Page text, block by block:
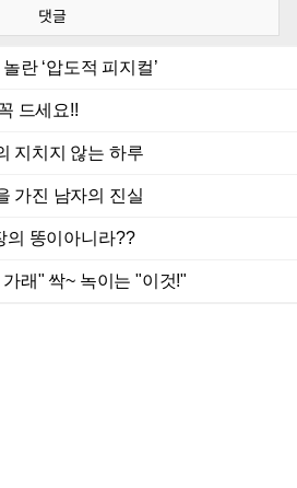
댓글